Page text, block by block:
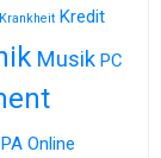
Krankheit Kredit
Musik PC
Online